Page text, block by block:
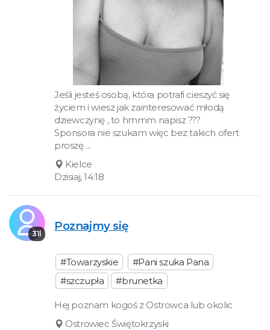
Jeśli jesteś osobą, która potrafi cieszyć się
życiem i wiesz jak zainteresować młodą
dziewczynę , to hmmm napisz ???
Sponsora nie szukam więc bez takich ofert
proszę ...
Kielce
Dzisiaj, 14:18
31l
Poznajmy się
#Towarzyskie
#Pani szuka Pana
#szczupła
#brunetka
Hej poznam kogoś z Ostrowca lub okolic
Ostrowiec Świętokrzyski